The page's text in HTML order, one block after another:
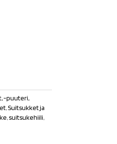
-puuteri,
,Suitsukket ja
,suitsukehiili,